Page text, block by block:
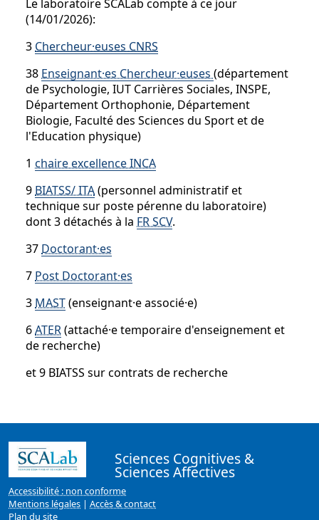
Le laboratoire SCALab compte à ce jour
(14/01/2026):
3 Chercheur·euses CNRS
38 Enseignant·es Chercheur·euses (département
de Psychologie, IUT Carrières Sociales, INSPE,
Département Orthophonie, Département
Biologie, Faculté des Sciences du Sport et de
l'Education physique)
1 chaire excellence INCA
9 BIATSS/ ITA(personnel administratif et
technique sur poste pérenne du laboratoire)
dont 3 détachés à la FR SCV.
37 Doctorant·es
7 Post Doctorant·es
3 MAST(enseignant·e associé·e)
6ATER(attaché·e temporaire d'enseignement et
de recherche)
et 9 BIATSS sur contrats de recherche
Sciences Cognitives &
Sciences Affectives
Accessibilité : non conforme
Mentions légales | Accès & contact
Plan du site